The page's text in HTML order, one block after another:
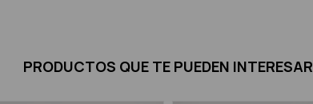
PRODUCTOS QUE TE PUEDEN INTERESAR